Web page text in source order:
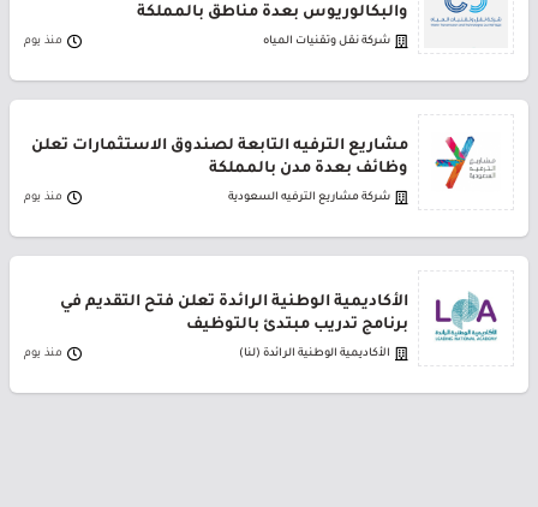
والبكالوريوس بعدة مناطق بالمملكة
شركة نقل وتقنيات المياه منذ يوم
مشاريع الترفيه التابعة لصندوق الاستثمارات تعلن
وظائف بعدة مدن بالمملكة
شركة مشاريع الترفيه السعودية منذ يوم
الأكاديمية الوطنية الرائدة تعلن فتح التقديم في
برنامج تدريب مبتدئ بالتوظيف
الأكاديمية الوطنية الرائدة (لنا) منذ يوم